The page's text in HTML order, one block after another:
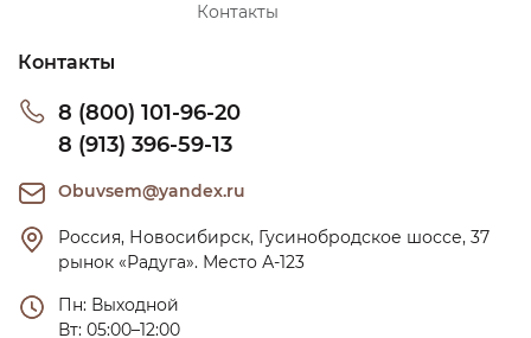
Контакты
Контакты
8 (800) 101-96-20
8 (913) 396-59-13
Obuvsem@yandex.ru
Россия, Новосибирск, Гусинобродское шоссе, 37
рынок «Радуга». Место А-123
Пн: Выходной
Вт: 05:00–12:00